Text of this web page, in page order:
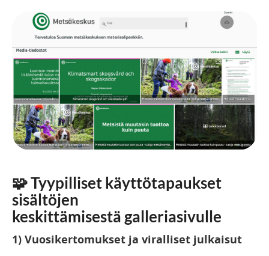
🧩Tyypilliset käyttötapaukset
sisältöjen
keskittämisestä galleriasivulle
1) Vuosikertomukset ja viralliset julkaisut